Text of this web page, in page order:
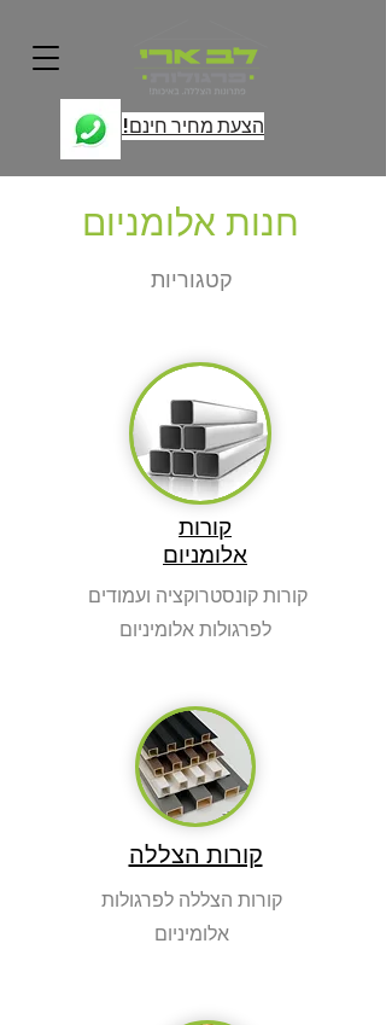
הצעת מחיר חינם!
חנות אלומניום
קטגוריות
קורות
אלומניום
לפרגולות אלומיניום
קורות הצללה
קורות הצללה לפרגולות
אלומיניום